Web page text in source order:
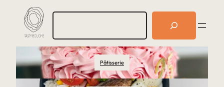
R
e
r
c
h
Pâtisserie